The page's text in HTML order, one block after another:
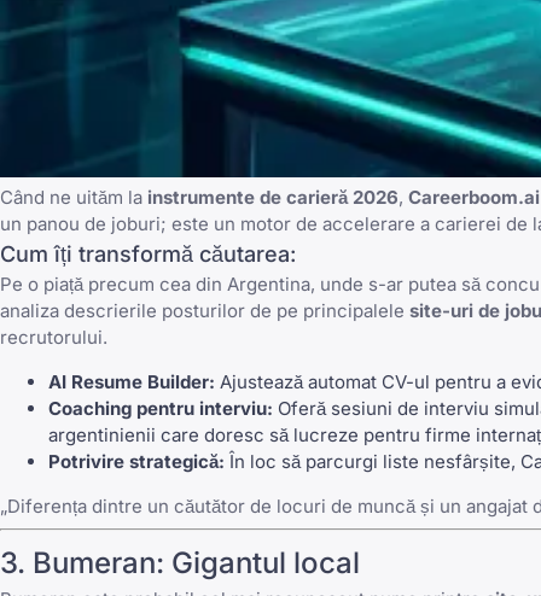
Când ne uităm la instrumente de carieră 2026, Careerboom.ai
un panou de joburi; este un motor de accelerare a carierei de
Cum îți transformă căutarea:
Pe o piață precum cea din Argentina, unde s-ar putea să
analiza descrierile posturilor de pe principalele site-uri de
recrutorului.
AI Resume Builder: Ajustează automat CV-ul pentru a
Coaching pentru interviu: Oferă sesiuni de interviu
argentinienii care doresc să lucreze pentru firme
Potrivire strategică: În loc să parcurgi liste nesfârșite,
„Diferența dintre un căutător de locuri de muncă și un
3. Bumeran: Gigantul local